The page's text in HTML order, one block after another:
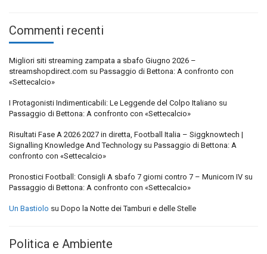
Commenti recenti
Migliori siti streaming zampata a sbafo Giugno 2026 –
streamshopdirect.com su Passaggio di Bettona: A confronto con
«Settecalcio»
I Protagonisti Indimenticabili: Le Leggende del Colpo Italiano su
Passaggio di Bettona: A confronto con «Settecalcio»
Risultati Fase A 2026 2027 in diretta, Football Italia – Siggknowtech |
Signalling Knowledge And Technology su Passaggio di Bettona: A
confronto con «Settecalcio»
Pronostici Football: Consigli A sbafo 7 giorni contro 7 – Municorn IV su
Passaggio di Bettona: A confronto con «Settecalcio»
Un Bastiolo su Dopo la Notte dei Tamburi e delle Stelle
Politica e Ambiente